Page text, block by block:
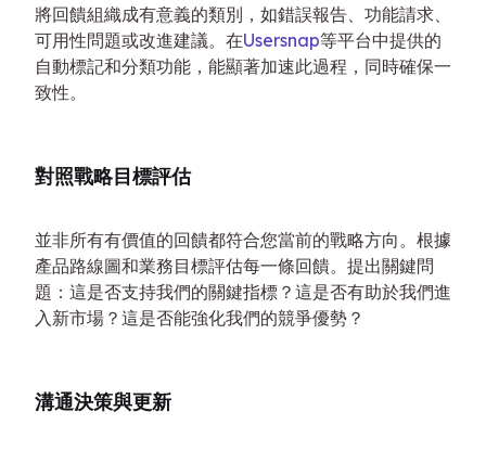
將回饋組織成有意義的類別，如錯誤報告、功能請求、
可用性問題或改進建議。在Usersnap等平台中提供的
自動標記和分類功能，能顯著加速此過程，同時確保一
致性。
對照戰略目標評估
並非所有有價值的回饋都符合您當前的戰略方向。根據
產品路線圖和業務目標評估每一條回饋。提出關鍵問
題：這是否支持我們的關鍵指標？這是否有助於我們進
入新市場？這是否能強化我們的競爭優勢？
溝通決策與更新